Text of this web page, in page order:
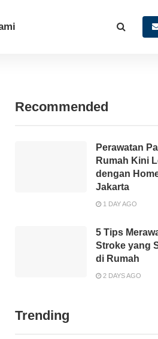
Recommended
Perawatan
Rumah Kini
dengan
Jakarta
1 DAY AGO
5 Tips
Stroke yang
di Rumah
2 DAYS AGO
Trending